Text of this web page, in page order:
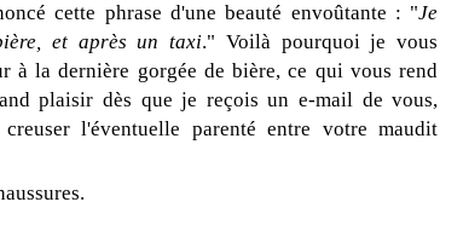
cette phrase d'une beauté envoûtante : "Je
et après un taxi." Voilà pourquoi je vous
à la dernière gorgée de bière, ce qui vous rend
plaisir dès que je reçois un e-mail de vous,
l'éventuelle parenté entre votre maudit